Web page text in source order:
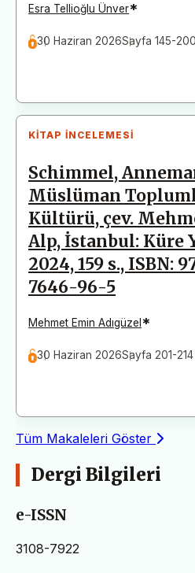
Esra Tellioğlu Ünver*
30 Haziran 2026Sayfa 145-200
KITAP İNCELEMESI
Schimmel,
Müslüman
Kültürü, çev.
Alp, İstanbul: Küre
2024, 159 s., ISBN:
7646-96-5
Mehmet Emin Adıgüzel *
30 Haziran 2026Sayfa 201-214
Tüm Makaleleri Göster
Dergi Bilgileri
e-ISSN
3108-7922